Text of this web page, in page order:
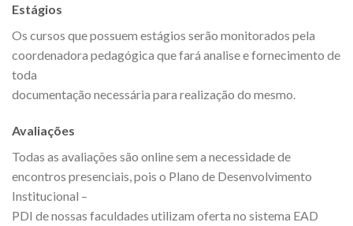
Estágios
Os cursos que possuem estágios serão monitorados pela
coordenadora pedagógica que fará analise e fornecimento de
toda
documentação necessária para realização do mesmo.
Avaliações
Todas as avaliações são online sem a necessidade de
encontros presenciais, pois o Plano de Desenvolvimento
Institucional –
PDI de nossas faculdades utilizam oferta no sistema EAD